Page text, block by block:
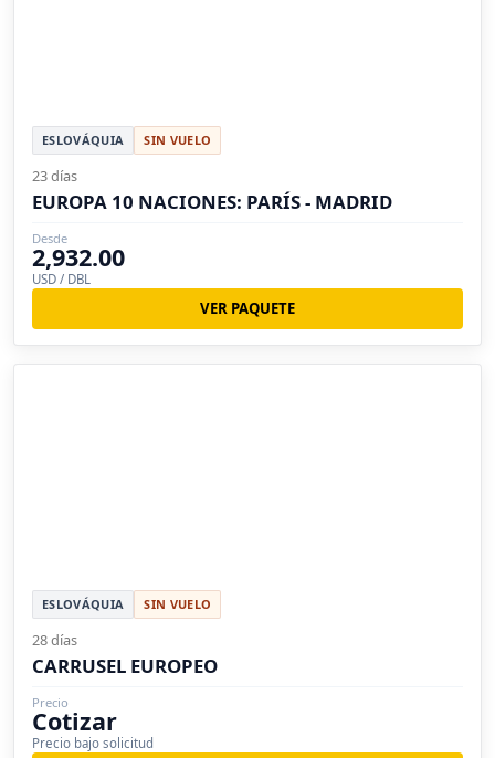
ESLOVÁQUIA SIN VUELO
23 días
EUROPA 10 NACIONES: PARÍS - MADRID
Desde
2,932.00
USD / DBL
VER PAQUETE
ESLOVÁQUIA SIN VUELO
28 días
CARRUSEL EUROPEO
Precio
Cotizar
Precio bajo solicitud